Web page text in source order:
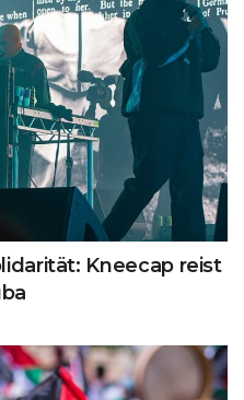
Kneecap reist